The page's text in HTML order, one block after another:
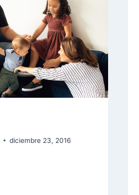
diciembre 23, 2016